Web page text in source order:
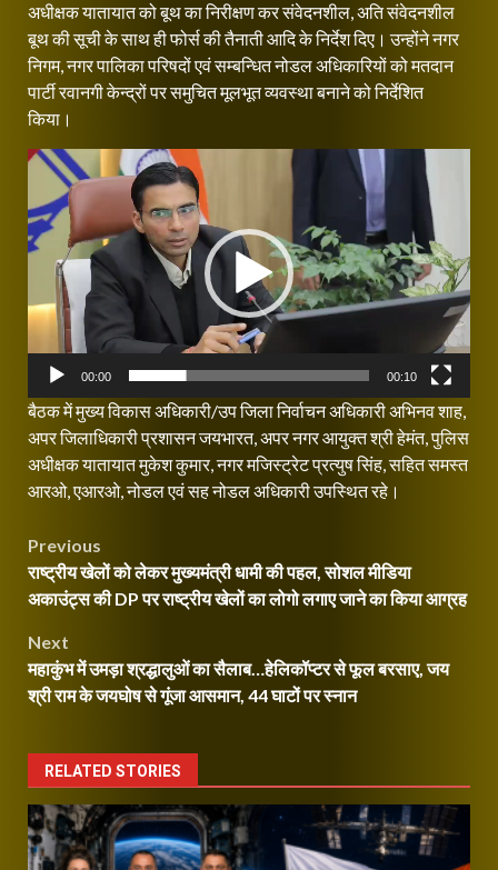
अधीक्षक यातायात को बूथ का निरीक्षण कर संवेदनशील, अति संवेदनशील
बूथ की सूची के साथ ही फोर्स की तैनाती आदि के निर्देश दिए। उन्होंने नगर
निगम, नगर पालिका परिषदों एवं सम्बन्धित नोडल अधिकारियों को मतदान
पार्टी रवानगी केन्द्रों पर समुचित मूलभूत व्यवस्था बनाने को निर्देशित
किया।
Video
Player
00:00 00:10
बैठक में मुख्य विकास अधिकारी/उप जिला निर्वाचन अधिकारी अभिनव शाह,
अपर जिलाधिकारी प्रशासन जयभारत, अपर नगर आयुक्त श्री हेमंत, पुलिस
अधीक्षक यातायात मुकेश कुमार, नगर मजिस्ट्रेट प्रत्युष सिंह, सहित समस्त
आरओ, एआरओ, नोडल एवं सह नोडल अधिकारी उपस्थित रहे।
Post
navigation
Previous
राष्ट्रीय खेलों को लेकर मुख्यमंत्री धामी की पहल, सोशल मीडिया
अकाउंट्स की DP पर राष्ट्रीय खेलों का लोगो लगाए जाने का किया आग्रह
Next
महाकुंभ में उमड़ा श्रद्धालुओं का सैलाब…हेलिकॉप्टर से फूल बरसाए, जय
श्री राम के जयघोष से गूंजा आसमान, 44 घाटों पर स्नान
RELATED STORIES